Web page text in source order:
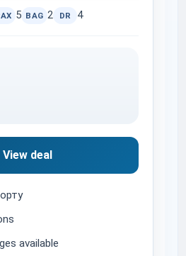
5 BAG 2 DR 4
View deal
available